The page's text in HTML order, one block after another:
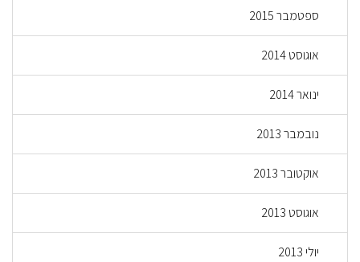
ספטמבר 2015
אוגוסט 2014
ינואר 2014
נובמבר 2013
אוקטובר 2013
אוגוסט 2013
יולי 2013